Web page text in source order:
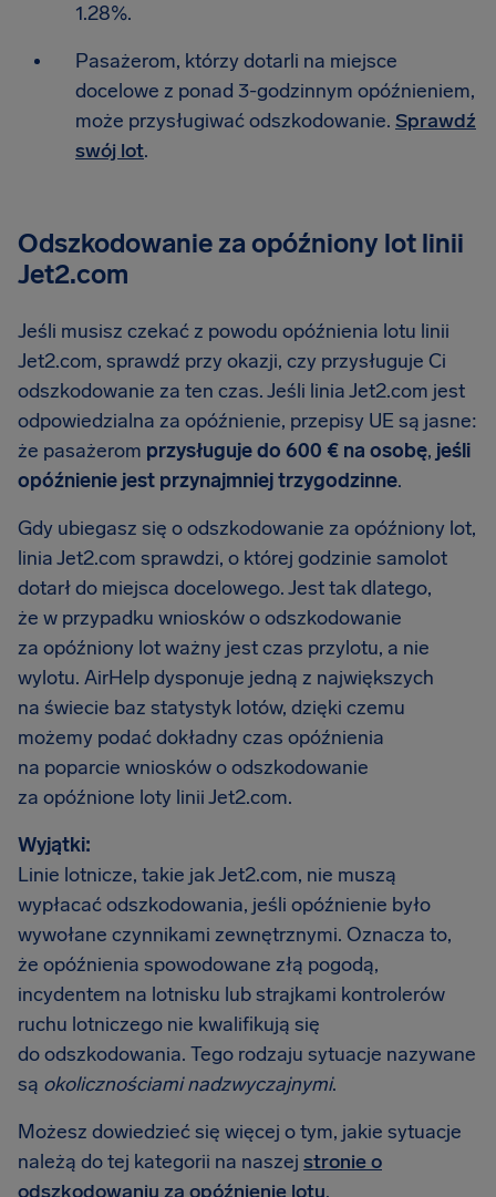
1.28%.
Pasażerom, którzy dotarli na miejsce
docelowe z ponad 3-godzinnym opóźnieniem,
może przysługiwać odszkodowanie. Sprawdź
swój lot.
Odszkodowanie za opóźniony lot linii
Jet2.com
Jeśli musisz czekać z powodu opóźnienia lotu linii
Jet2.com, sprawdź przy okazji, czy przysługuje Ci
odszkodowanie za ten czas. Jeśli linia Jet2.com jest
odpowiedzialna za opóźnienie, przepisy UE są jasne:
że pasażerom przysługuje do 600 € na osobę, jeśli
opóźnienie jest przynajmniej trzygodzinne.
Gdy ubiegasz się o odszkodowanie za opóźniony lot,
linia Jet2.com sprawdzi, o której godzinie samolot
dotarł do miejsca docelowego. Jest tak dlatego,
że w przypadku wniosków o odszkodowanie
za opóźniony lot ważny jest czas przylotu, a nie
wylotu. AirHelp dysponuje jedną z największych
na świecie baz statystyk lotów, dzięki czemu
możemy podać dokładny czas opóźnienia
na poparcie wniosków o odszkodowanie
za opóźnione loty linii Jet2.com.
Wyjątki:
Linie lotnicze, takie jak Jet2.com, nie muszą
wypłacać odszkodowania, jeśli opóźnienie było
wywołane czynnikami zewnętrznymi. Oznacza to,
że opóźnienia spowodowane złą pogodą,
incydentem na lotnisku lub strajkami kontrolerów
ruchu lotniczego nie kwalifikują się
do odszkodowania. Tego rodzaju sytuacje nazywane
są okolicznościami nadzwyczajnymi.
Możesz dowiedzieć się więcej o tym, jakie sytuacje
należą do tej kategorii na naszej stronie o
odszkodowaniu za opóźnienie lotu.